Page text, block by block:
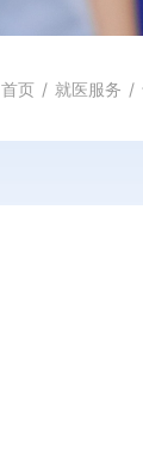
特色服务
首页 / 就医服务 /